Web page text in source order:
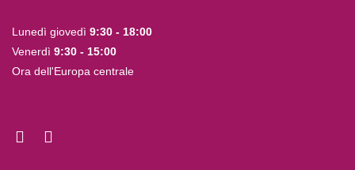
Lunedì giovedì 9:30 - 18:00
Venerdì 9:30 - 15:00
Ora dell'Europa centrale